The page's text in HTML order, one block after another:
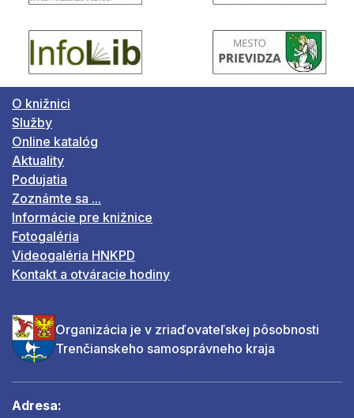
O knižnici
Služby
Online katalóg
Aktuality
Podujatia
Zoznámte sa ...
Informácie pre knižnice
Fotogaléria
Videogaléria HNKPD
Kontakt a otváracie hodiny
Organizácia je v zriaďovateľskej pôsobnosti
Trenčianskeho samosprávneho kraja
Adresa: